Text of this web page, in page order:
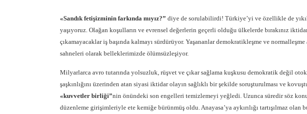
«Sandık fetişizminin farkında mıyız?” diye de sorulabilirdi! Türkiye’yi ve özellikle de
yaşıyoruz. Olağan koşulların ve evrensel değerlerin geçerli olduğu ülkelerde bırakınız
çıkamayacaklar iş başında kalmayı sürdürüyor. Yaşananlar demokratikleşme ve
sahneleri olarak belleklerimizde ölümsüzleşiyor.
Milyarlarca avro tutarında yolsuzluk, rüşvet ve çıkar sağlama kuşkusu demokratik değil
şaşkınlığını üzerinden atan siyasi iktidar olayın sağlıklı bir şekilde soruşturulması ve
«kuvvetler birliği”nin önündeki son engelleri temizlemeyi yeğledi. Uzunca süredir söz
düzenleme girişimleriyle ete kemiğe bürünmüş oldu. Anayasa’ya aykırılığı tartışılmaz